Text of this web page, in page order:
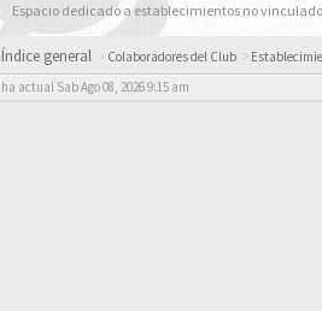
Espacio dedicado a establecimientos no
Índice general Colaboradores del Club
actual Sab Ago 08, 2026 9:15 am